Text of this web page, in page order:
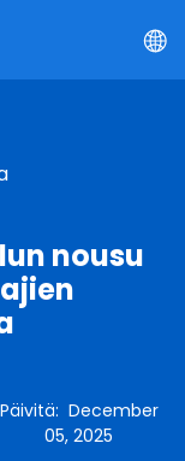
nousu
Päivitä: December
05, 2025